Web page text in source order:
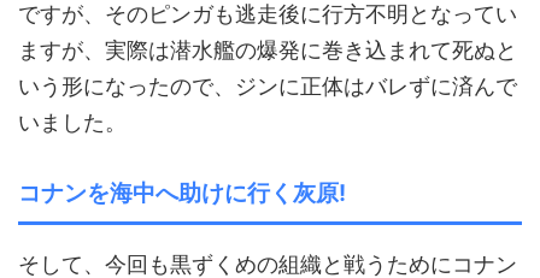
ですが、そのピンガも逃走後に行方不明となってい
ますが、実際は潜水艦の爆発に巻き込まれて死ぬと
いう形になったので、ジンに正体はバレずに済んで
いました。
コナンを海中へ助けに行く灰原!
そして、今回も黒ずくめの組織と戦うためにコナン